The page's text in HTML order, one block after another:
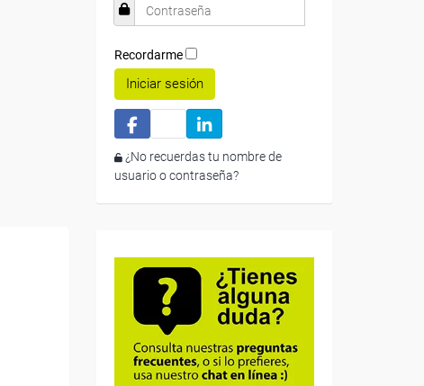
Recordarme
Iniciar sesión
¿No recuerdas tu nombre de
usuario o contraseña?